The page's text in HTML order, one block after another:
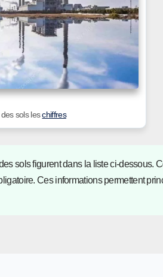
des sols leschiffres
sols figurent dans la liste ci-dessous.
Ces informations permettent